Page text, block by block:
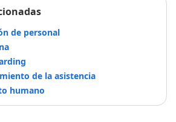
de personal
de la asistencia
humano